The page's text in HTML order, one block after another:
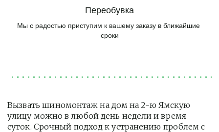
Переобувка
Мы с радостью приступим к вашему заказу в ближайшие
сроки
Вызвать шиномонтаж на дом на 2-ю Ямскую
улицу можно в любой день недели и время
суток. Срочный подход к устранению проблем с